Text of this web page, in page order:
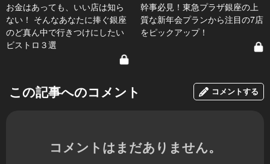
お金はあっても、いい店は知ら
ない！ そんなあなたに捧ぐ銀座
のど真ん中で行きつけにしたい
ビストロ３選
幹事必見！東急プラザ銀座の上
質な新年会プランから注目の7店
をピックアップ！
この記事へのコメント コメントする
コメントはまだありません。